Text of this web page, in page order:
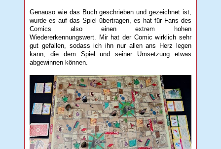
Genauso wie das Buch geschrieben und gezeichnet ist,
wurde es auf das Spiel übertragen, es hat für Fans des
Comics also einen extrem hohen
Wiedererkennungswert. Mir hat der Comic wirklich sehr
gut gefallen, sodass ich ihn nur allen ans Herz legen
kann, die dem Spiel und seiner Umsetzung etwas
abgewinnen können.